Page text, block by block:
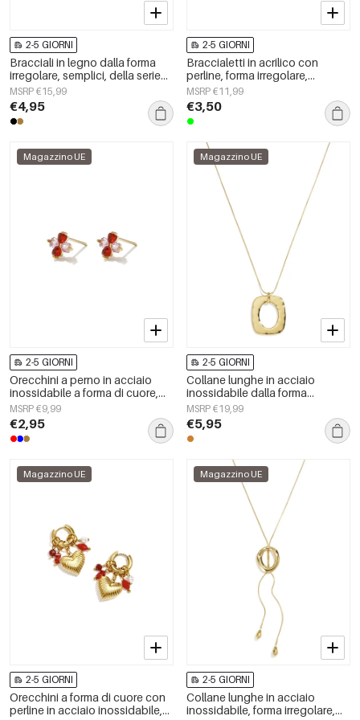
2-5 GIORNI
Bracciali in legno dalla forma
irregolare, semplici, della serie
Simple, per tutti i giorni, gioielli
da donna.
MSRP €15,99
€4,95
2-5 GIORNI
Braccialetti in acrilico con
perline, forma irregolare,
semplici, per tutti i giorni, serie
Simple, gioielli da donna
MSRP €11,99
€3,50
Magazzino UE
2-5 GIORNI
Orecchini a perno in acciaio
inossidabile a forma di cuore,
semplici, della serie Daily
Simple, gioielli da donna.
MSRP €9,99
€2,95
Magazzino UE
2-5 GIORNI
Collane lunghe in acciaio
inossidabile dalla forma
geometrica, semplici, della serie
Simple, perfette per tutti i giorni.
Gioielli da donna.
MSRP €19,99
€5,95
Magazzino UE
2-5 GIORNI
Orecchini a forma di cuore con
perline in acciaio inossidabile,
Magazzino UE
2-5 GIORNI
Collane lunghe in acciaio
inossidabile, forma irregolare,